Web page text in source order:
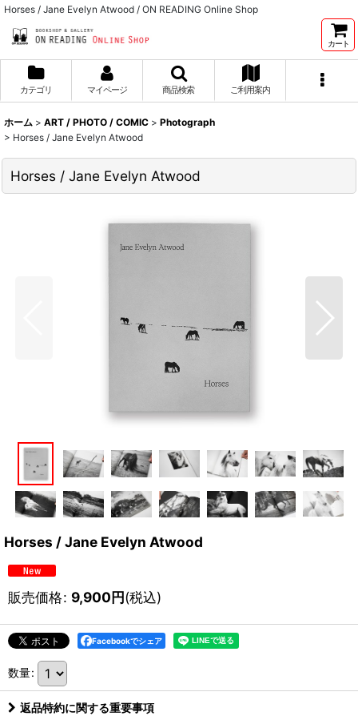
Horses / Jane Evelyn Atwood / ON READING Online Shop
カート
カテゴリ マイページ 商品検索 ご利用案内
ホーム > ART / PHOTO / COMIC > Photograph
> Horses / Jane Evelyn Atwood
Horses / Jane Evelyn Atwood
Horses / Jane Evelyn Atwood
販売価格: 9,900円(税込)
Facebookでシェア
数量:
返品特約に関する重要事項